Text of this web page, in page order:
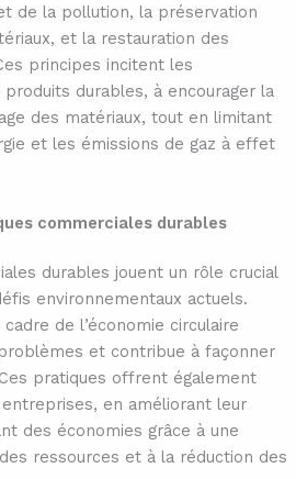
de la pollution, la préservation
et la restauration des
principes incitent les
durables, à encourager la
des matériaux, tout en limitant
et les émissions de gaz à effet
commerciales durables
durables jouent un rôle crucial
environnementaux actuels.
de l’économie circulaire
et contribue à façonner
pratiques offrent également
en améliorant leur
des économies grâce à une
ressources et à la réduction des